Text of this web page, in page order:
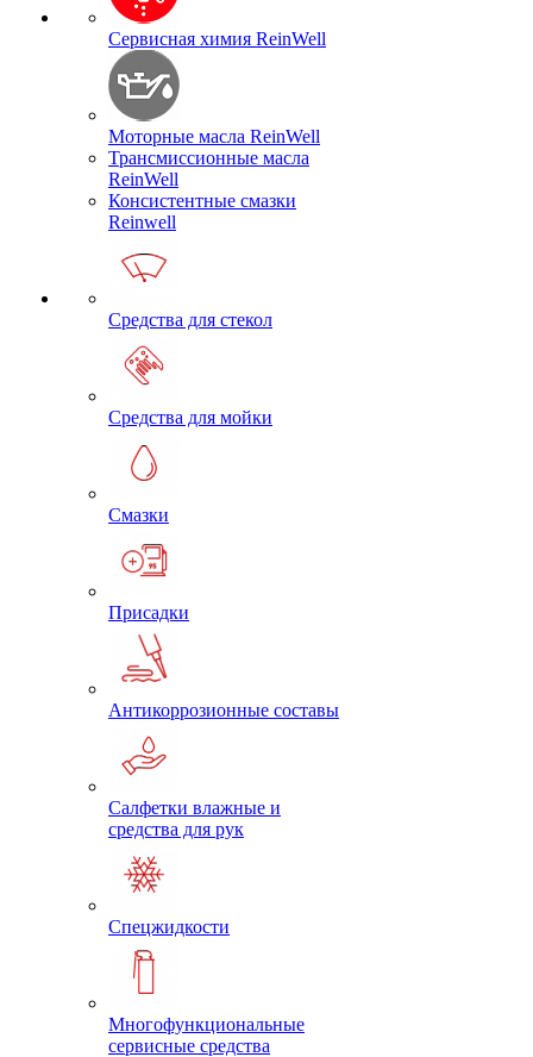
Сервисная химия ReinWell
Моторные масла ReinWell
Трансмиссионные масла
ReinWell
Консистентные смазки
Reinwell
Средства для стекол
Средства для мойки
Смазки
Присадки
Антикоррозионные составы
Салфетки влажные и
средства для рук
Спецжидкости
Многофункциональные
сервисные средства